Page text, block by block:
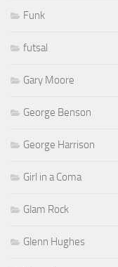
Funk
futsal
Gary Moore
George Benson
George Harrison
Girl in a Coma
Glam Rock
Glenn Hughes